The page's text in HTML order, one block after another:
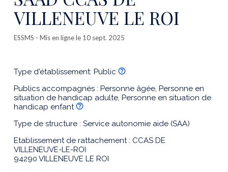
VILLENEUVE LE ROI
ESSMS - Mis en ligne le 10 sept. 2025
Type d'établissement: Public
Publics accompagnés : Personne âgée, Personne en
situation de handicap adulte, Personne en situation de
handicap enfant
Type de structure : Service autonomie aide (SAA)
Etablissement de rattachement : CCAS DE
VILLENEUVE-LE-ROI
94290 VILLENEUVE LE ROI